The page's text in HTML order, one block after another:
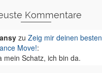
Kommentare
zu Zeig mir deinen besten
Move!:
mein Schatz, ich bin da.